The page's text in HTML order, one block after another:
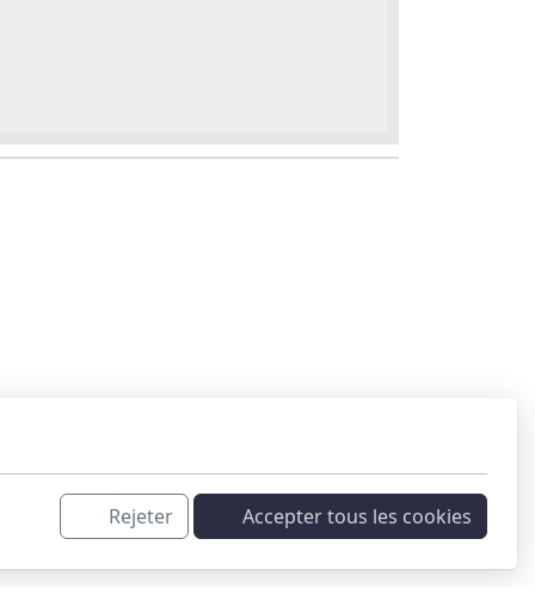
Rejeter Accepter tous les cookies